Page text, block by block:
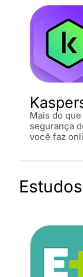
Mais do
segurança
você faz
Estudos